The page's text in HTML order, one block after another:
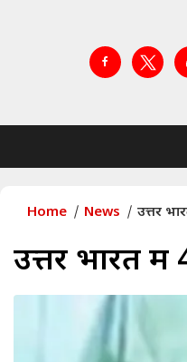
Home News उत्तर
उत्तर भारत